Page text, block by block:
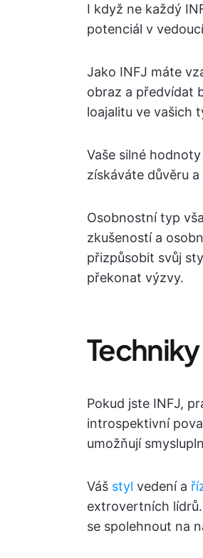
I když ne každý
potenciál v
Jako INFJ máte
obraz a předvídat
loajalitu ve vašich
Vaše silné
získáváte důvěru
Osobnostní typ
zkušeností a
přizpůsobit svůj
překonat výzvy.
Pokud jste INFJ,
introspektivní
umožňují
Váš styl vedení a
extrovertních
se spolehnout na